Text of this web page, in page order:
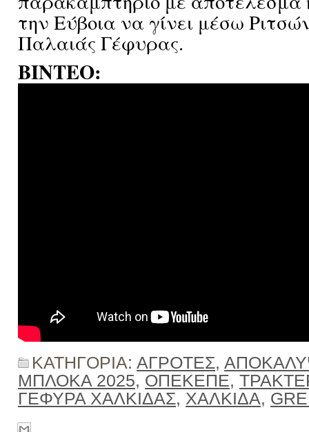
την Εύβοια να γίνει μέσω
Παλαιάς Γέφυρας.
ΒΙΝΤΕΟ:
ΚΑΤΗΓΟΡΙΑ: ΑΓΡΟΤΕΣ,
ΜΠΛΟΚΑ 2025, ΟΠΕΚΕΠΕ,
ΓΕΦΥΡΑ ΧΑΛΚΙΔΑΣ, ΧΑΛΚΙΔΑ,